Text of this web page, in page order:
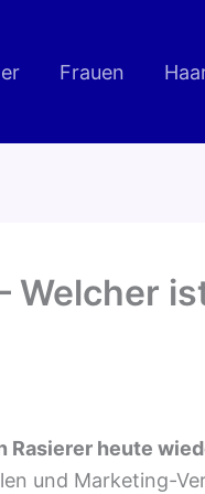
Frauen
Welcher
Rasierer heute
und Marketing-